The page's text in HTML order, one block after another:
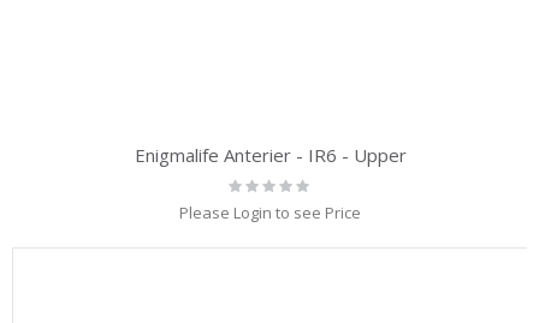
Enigmalife Anterier - IR6 - Upper
Rating:
0%
Please Login to see Price